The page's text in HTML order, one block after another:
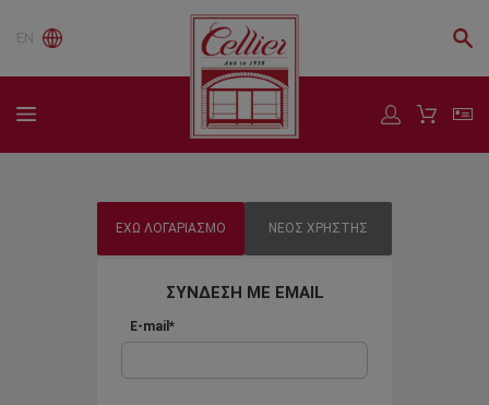
EN
ΕΧΩ ΛΟΓΑΡΙΑΣΜΟ ΝΕΟΣ ΧΡΗΣΤΗΣ
ΣΥΝΔΕΣΗ ΜΕ EMAIL
E-mail*